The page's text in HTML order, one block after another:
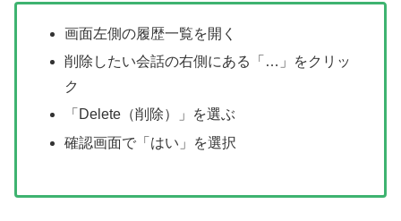
画面左側の履歴一覧を開く
削除したい会話の右側にある「…」をクリッ
ク
「Delete（削除）」を選ぶ
確認画面で「はい」を選択